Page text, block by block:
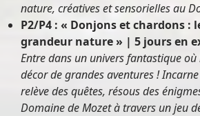
nature, créatives et sensorielles au
P2/P4 : « Donjons et chardons :
grandeur nature » | 5 jours en
Entre dans un univers fantastique
décor de grandes aventures !
relève des quêtes, résous des
Domaine de Mozet à travers un jeu